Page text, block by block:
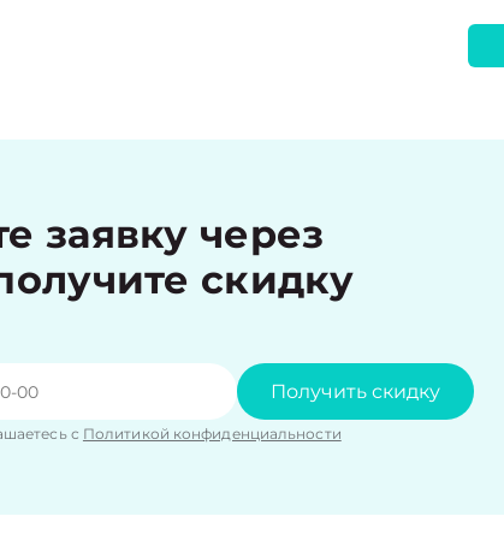
заявку через
скидку
Получить скидку
с Политикой конфиденциальности